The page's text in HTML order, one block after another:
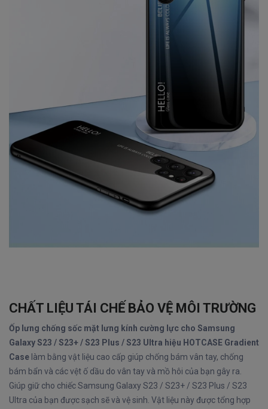
CHẤT LIỆU TÁI CHẾ BẢO VỆ MÔI TRƯỜNG
Ốp lưng chống sốc mặt lưng kính cường lực cho Samsung
Galaxy S23 / S23+ / S23 Plus / S23 Ultra hiệu HOTCASE Gradient
Case làm bằng vật liệu cao cấp giúp chống bám vân tay, chống
bám bẩn và các vệt ố dầu do vân tay và mồ hôi của bạn gây ra.
Giúp giữ cho chiếc Samsung Galaxy S23 / S23+ / S23 Plus / S23
Ultra của bạn được sạch sẽ và vệ sinh. Vật liệu này được tổng hợp